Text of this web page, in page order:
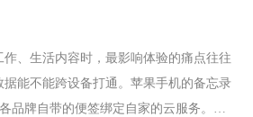
、生活内容时，最影响体验的痛点往往
能不能跨设备打通。苹果手机的备忘录
品牌自带的便签绑定自家的云服务。而